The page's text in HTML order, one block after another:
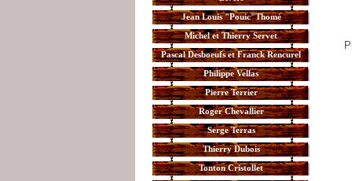
Jean Louis "Pouic"Thomé
Michel et Thierry Servet
Pascal Desboeufs et Franck Rencurel
Philippe Vellas
Pierre Terrier
Roger Chevallier
Serge Terras
Thierry Dubois
Tonton Cristollet